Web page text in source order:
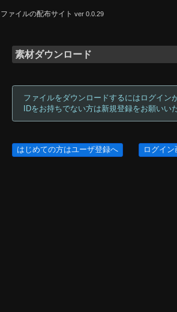
ァイルの配布サイト ver 0.0.29
素材ダウンロード
ファイルをダウンロードするにはログイン
IDをお持ちでない方は新規登録をお願いい
はじめての方はユーザ登録へ ログイン